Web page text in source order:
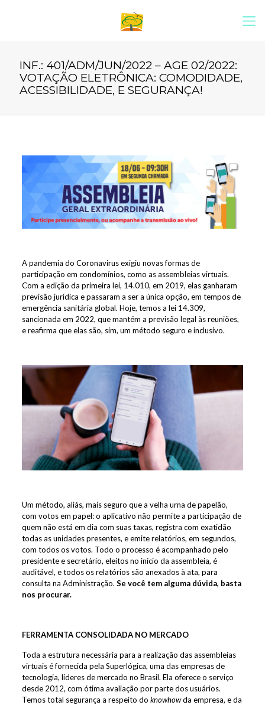
INF.: 401/ADM/JUN/2022 – AGE 02/2022:
VOTAÇÃO ELETRÔNICA: COMODIDADE,
ACESSIBILIDADE, E SEGURANÇA!
A pandemia do Coronavirus exigiu novas formas de
participação em condomínios, como as assembleias virtuais.
Com a edição da primeira lei, 14.010, em 2019, elas ganharam
previsão jurídica e passaram a ser a única opção, em tempos de
emergência sanitária global. Hoje, temos a lei 14.309,
sancionada em 2022, que mantém a previsão legal às reuniões,
e reafirma que elas são, sim, um método seguro e inclusivo.
Um método, aliás, mais seguro que a velha urna de papelão,
com votos em papel: o aplicativo não permite a participação de
quem não está em dia com suas taxas, registra com exatidão
todas as unidades presentes, e emite relatórios, em segundos,
com todos os votos. Todo o processo é acompanhado pelo
presidente e secretário, eleitos no início da assembleia, é
auditável, e todos os relatórios são anexados à ata, para
consulta na Administração. Se você tem alguma dúvida, basta
nos procurar.
FERRAMENTA CONSOLIDADA NO MERCADO
Toda a estrutura necessária para a realização das assembleias
virtuais é fornecida pela Superlógica, uma das empresas de
tecnologia, líderes de mercado no Brasil. Ela oferece o serviço
desde 2012, com ótima avaliação por parte dos usuários.
Temos total segurança a respeito do knowhowda empresa, e da